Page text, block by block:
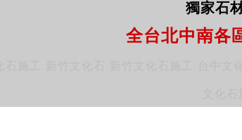
獨家石
全台北中南各